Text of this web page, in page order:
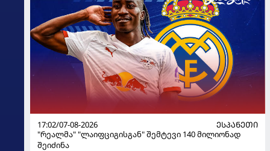
17:02/07-08-2026
ᲔᲡᲞᲐᲜᲔᲗᲘ
"რეალმა" "ლაიფციგისგან" შემტევი 140 მილიონად
შეიძინა